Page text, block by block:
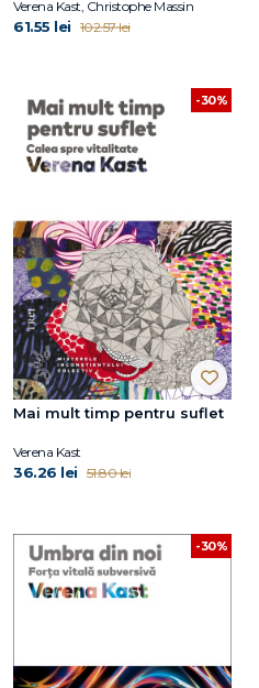
Verena Kast, Christophe Massin
61.55 lei 102.57 lei
-30%
Mai mult timp pentru suflet
Verena Kast
36.26 lei 51.80 lei
-30%